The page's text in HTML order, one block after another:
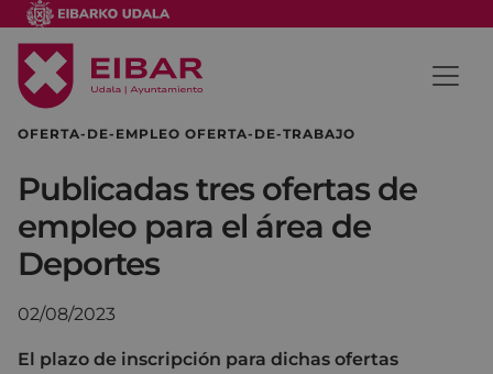
OFERTA-DE-EMPLEO OFERTA-DE-TRABAJO
Publicadas tres ofertas de
empleo para el área de
Deportes
02/08/2023
El plazo de inscripción para dichas ofertas